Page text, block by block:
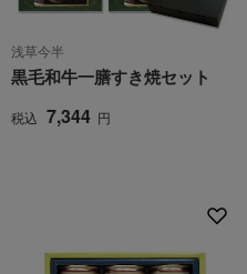
浅草今半
黒毛和牛一膳すき焼セット
税込 7,344 円